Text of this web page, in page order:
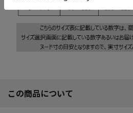
この商品について